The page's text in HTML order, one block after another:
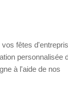
fêtes
personnalisée
à l'aide de nos